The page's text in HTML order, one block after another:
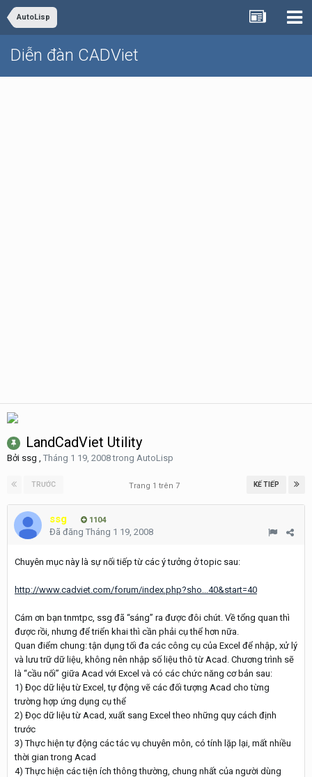
AutoLisp
Diễn đàn CADViet
LandCadViet Utility
Bởi ssg , Tháng 1 19, 2008trong AutoLisp
TRƯỚC KẾ TIẾP
Trang 1 trên 7
ssg 1104
Đã đăng Tháng 1 19, 2008
Chuyên mục này là sự nối tiếp từ các ý tưởng ở topic sau:
http://www.cadviet.com/forum/index.php?sho...40&start=40
Cám ơn bạn tnmtpc, ssg đã “sáng” ra được đôi chút. Về tổng quan thì
được rồi, nhưng để triển khai thì cần phải cụ thể hơn nữa.
Quan điểm chung: tận dụng tối đa các công cụ của Excel để nhập, xử lý
và lưu trữ dữ liệu, không nên nhập số liệu thô từ Acad. Chương trình sẽ
là “cầu nối” giữa Acad với Excel và có các chức năng cơ bản sau:
1) Đọc dữ liệu từ Excel, tự động vẽ các đối tượng Acad cho từng
trường hợp ứng dụng cụ thể
2) Đọc dữ liệu từ Acad, xuất sang Excel theo những quy cách định
trước
3) Thực hiện tự động các tác vụ chuyên môn, có tính lặp lại, mất nhiều
thời gian trong Acad
4) Thực hiện các tiện ích thông thường, chung nhất của người dùng